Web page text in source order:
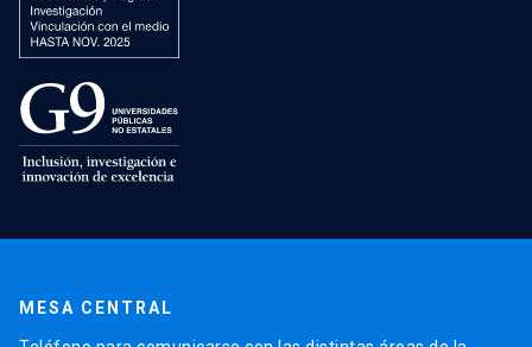
MESA CENTRAL